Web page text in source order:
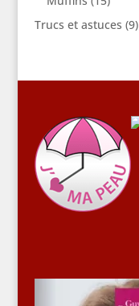
Trucs et astuces (9)